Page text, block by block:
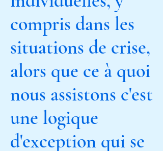
compris dans les
situations de crise,
alors que ce à quoi
nous assistons c'est
une logique
d'exception qui se